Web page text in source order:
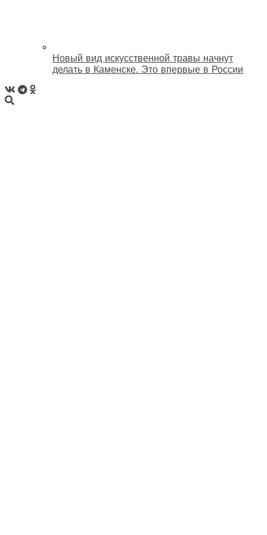
Новый вид искусственной травы начнут
делать в Каменске. Это впервые в России